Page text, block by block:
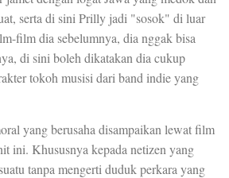
serta di sini Prilly jadi "sosok" di luar
film dia sebelumnya, dia nggak bisa
di sini boleh dikatakan dia cukup
tokoh musisi dari band indie yang
yang berusaha disampaikan lewat film
ini. Khususnya kepada netizen yang
tanpa mengerti duduk perkara yang